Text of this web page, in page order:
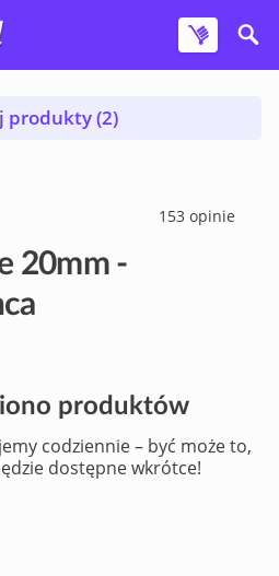
Filtruj produkty (2)
153 opinie
20mm -
produktów
codziennie – być może to,
dostępne wkrótce!